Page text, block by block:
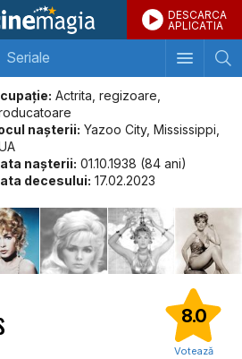
DESCARCA
APLICATIA
Seriale
Actrita, regizoare,
naşterii: Yazoo City, Mississippi,
naşterii: 01.10.1938 (84 ani)
decesului: 17.02.2023
8.0
Votează